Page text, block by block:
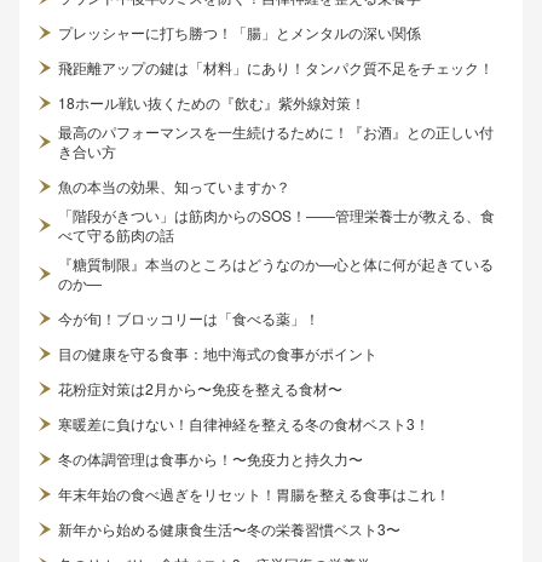
プレッシャーに打ち勝つ！「腸」とメンタルの深い関係
飛距離アップの鍵は「材料」にあり！タンパク質不足をチェック！
18ホール戦い抜くための『飲む』紫外線対策！
最高のパフォーマンスを一生続けるために！『お酒』との正しい付
き合い方
魚の本当の効果、知っていますか？
「階段がきつい」は筋肉からのSOS！——管理栄養士が教える、食
べて守る筋肉の話
『糖質制限』本当のところはどうなのか—心と体に何が起きている
のか—
今が旬！ブロッコリーは「食べる薬」！
目の健康を守る食事：地中海式の食事がポイント
花粉症対策は2月から〜免疫を整える食材〜
寒暖差に負けない！自律神経を整える冬の食材ベスト3！
冬の体調管理は食事から！〜免疫力と持久力〜
年末年始の食べ過ぎをリセット！胃腸を整える食事はこれ！
新年から始める健康食生活〜冬の栄養習慣ベスト3〜